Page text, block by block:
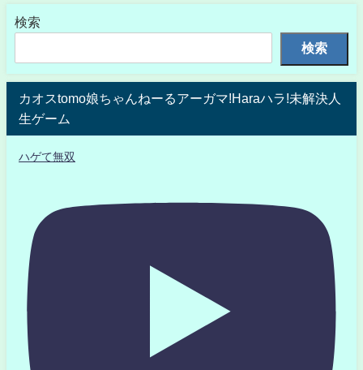
検索
検索
カオスtomo娘ちゃんねーるアーガマ!Haraハラ!未解決人
生ゲーム
ハゲて無双